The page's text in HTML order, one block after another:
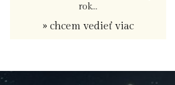
rok...
» chcem vedieť viac